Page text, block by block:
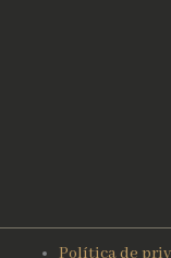
Política de